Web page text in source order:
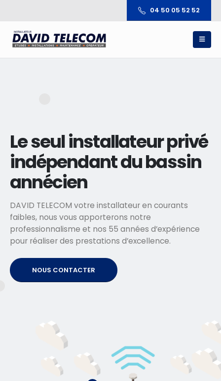
04 50 05 52 52
Le seul installateur privé
indépendant du bassin
annécien
DAVID TELECOM votre installateur en courants
faibles, nous vous apporterons notre
professionnalisme et nos 55 années d’expérience
pour réaliser des prestations d’excellence.
NOUS CONTACTER